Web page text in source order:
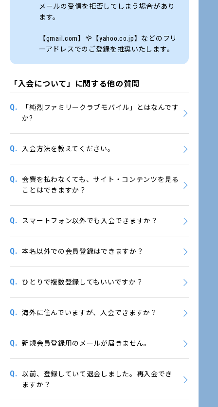
メールの受信を拒否してしまう場合があり
ます。
【gmail.com】や【yahoo.co.jp】などのフリ
ーアドレスでのご登録を推奨いたします。
「入会について」に関する他の質問
Q.
「純烈ファミリークラブモバイル」とはなんです
か?
Q. 入会方法を教えてください。
Q.
会費を払わなくても、サイト・コンテンツを見る
ことはできますか？
Q. スマートフォン以外でも入会できますか？
Q. 本名以外での会員登録はできますか？
Q. ひとりで複数登録してもいいですか？
Q. 海外に住んでいますが、入会できますか？
Q. 新規会員登録用のメールが届きません。
Q.
以前、登録していて退会しました。再入会でき
ますか？